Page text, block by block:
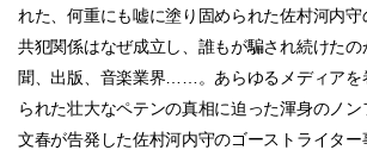
れた、何重にも嘘に塗り固められた佐村河内
共犯関係はなぜ成立し、誰もが騙され続けた
聞、出版、音楽業界……。あらゆるメディアを
られた壮大なペテンの真相に迫った渾身のノン
文春が告発した佐村河内守のゴーストライター